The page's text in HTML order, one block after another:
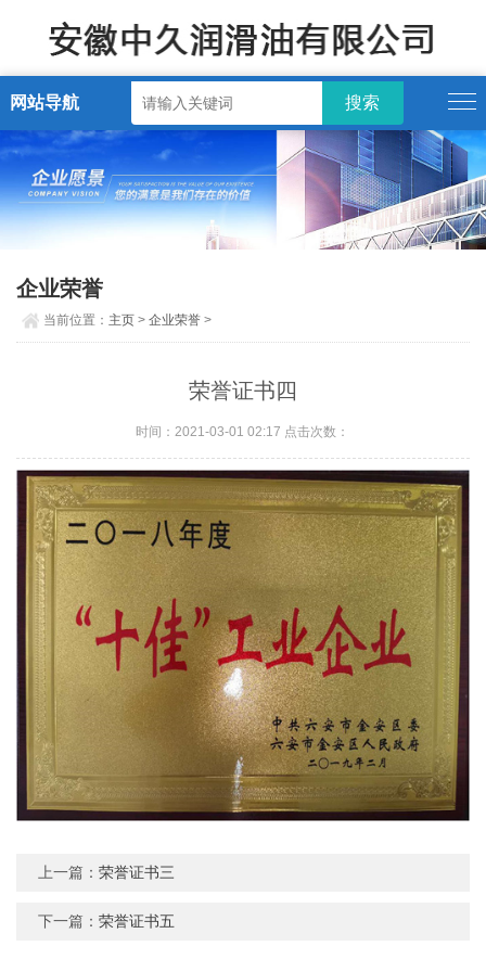
网站导航
企业荣誉
当前位置： 主页 >企业荣誉 >
荣誉证书四
时间：2021-03-01 02:17 点击次数：
上一篇：荣誉证书三
下一篇：荣誉证书五